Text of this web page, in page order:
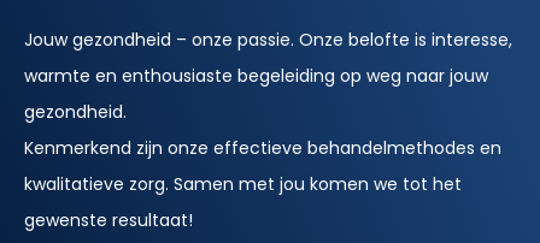
Jouw gezondheid – onze passie. Onze belofte is interesse,
warmte en enthousiaste begeleiding op weg naar jouw
gezondheid.
Kenmerkend zijn onze effectieve behandelmethodes en
kwalitatieve zorg. Samen met jou komen we tot het
gewenste resultaat!